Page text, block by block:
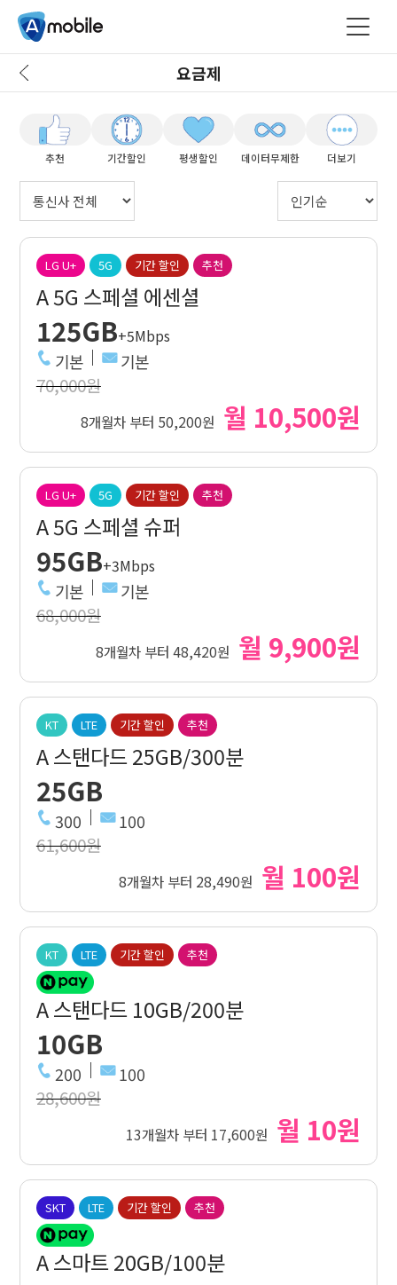
요금제
추천 기간할인 평생할인 데이터무제한 더보기
LG U+ 5G 기간 할인 추천
A 5G 스페셜 에센셜
125GB+5Mbps
기본 기본
70,000원
8개월차 부터 50,200원 월 10,500원
LG U+ 5G 기간 할인 추천
A 5G 스페셜 슈퍼
95GB+3Mbps
기본 기본
68,000원
8개월차 부터 48,420원 월 9,900원
KT LTE 기간 할인 추천
A 스탠다드 25GB/300분
25GB
300 100
61,600원
8개월차 부터 28,490원 월 100원
KT LTE 기간 할인 추천
A 스탠다드 10GB/200분
10GB
200 100
28,600원
13개월차 부터 17,600원 월 10원
SKT LTE 기간 할인 추천
A 스마트 20GB/100분